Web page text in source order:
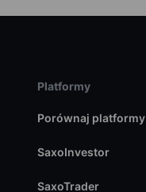
Platformy
Porównaj platformy
SaxoInvestor
SaxoTrader